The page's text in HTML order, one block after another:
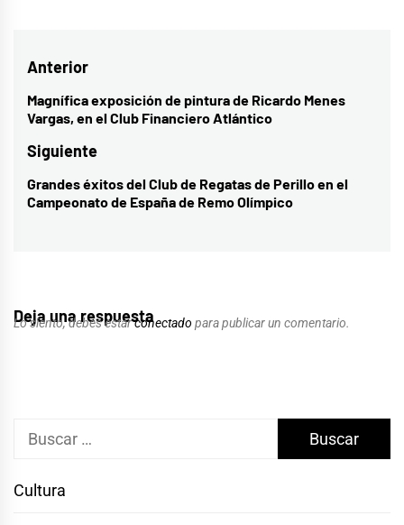
Navegación
de
entradas
Anterior
Entrada
anterior:
Magnífica exposición de pintura de Ricardo Menes
Vargas, en el Club Financiero Atlántico
Siguiente
Entrada
siguiente:
Grandes éxitos del Club de Regatas de Perillo en el
Campeonato de España de Remo Olímpico
Deja una respuesta
Lo siento, debes estarconectado para publicar un comentario.
Buscar:
Cultura